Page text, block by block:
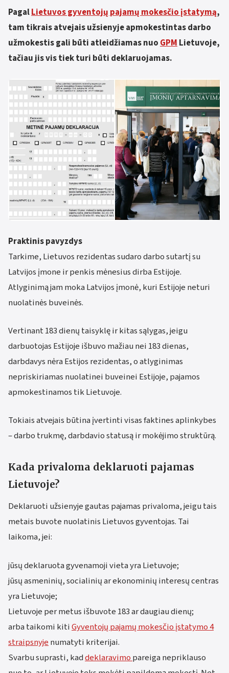
PagalLietuvos gyventojų pajamų mokesčio įstatymą,
tam tikrais atvejais užsienyje apmokestintas darbo
užmokestis gali būti atleidžiamas nuoGPMLietuvoje,
tačiau jis vis tiek turi būti deklaruojamas.
Praktinis pavyzdys
Tarkime, Lietuvos rezidentas sudaro darbo sutartį su
Latvijos įmone ir penkis mėnesius dirba Estijoje.
Atlyginimą jam moka Latvijos įmonė, kuri Estijoje neturi
nuolatinės buveinės.
Vertinant 183 dienų taisyklę ir kitas sąlygas, jeigu
darbuotojas Estijoje išbuvo mažiau nei 183 dienas,
darbdavys nėra Estijos rezidentas, o atlyginimas
nepriskiriamas nuolatinei buveinei Estijoje, pajamos
apmokestinamos tik Lietuvoje.
Tokiais atvejais būtina įvertinti visas faktines aplinkybes
– darbo trukmę, darbdavio statusą ir mokėjimo struktūrą.
Kada privaloma deklaruoti pajamas
Lietuvoje?
Deklaruoti užsienyje gautas pajamas privaloma, jeigu tais
metais buvote nuolatinis Lietuvos gyventojas. Tai
laikoma, jei:
jūsų deklaruota gyvenamoji vieta yra Lietuvoje;
jūsų asmeninių, socialinių ar ekonominių interesų centras
yra Lietuvoje;
Lietuvoje per metus išbuvote 183 ar daugiau dienų;
arba taikomi kitiGyventojų pajamų mokesčio įstatymo 4
straipsnyje numatyti kriterijai.
Svarbu suprasti, kaddeklaravimo pareiga nepriklauso